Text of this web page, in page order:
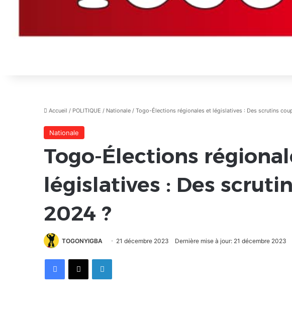
Accueil / POLITIQUE / Nationale / Togo-Élections régionales et législatives : Des scrutins
Nationale
Togo-Élections
législatives : Des
2024 ?
TOGONYIGBA 21 décembre 2023 Dernière mise à jour: 21 décembre 2023
FacebookX Linkedin